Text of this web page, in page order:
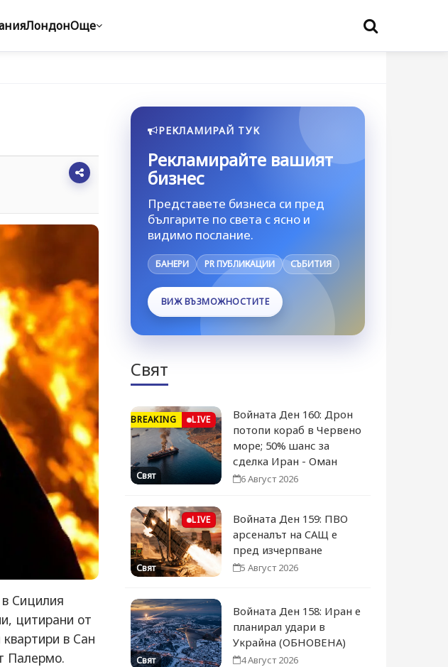
ЛондонОще
Сицилия
цитирани от
в Сан
Палермо.
РЕКЛАМИРАЙ ТУК
Рекламирайте вашият
бизнес
Представете бизнеса си пред
българите по света с ясно и
видимо послание.
БАНЕРИ PR ПУБЛИКАЦИИ СЪБИТИЯ
ВИЖ ВЪЗМОЖНОСТИТЕ
Свят
BREAKING LIVE
Свят
Войната Ден 160: Дрон
потопи кораб в Червено
море; 50% шанс за
сделка Иран - Оман
6 Август 2026
LIVE
Свят
Войната Ден 159: ПВО
арсеналът на САЩ е
пред изчерпване
5 Август 2026
Свят
Войната Ден 158: Иран е
планирал удари в
Украйна (ОБНОВЕНА)
4 Август 2026